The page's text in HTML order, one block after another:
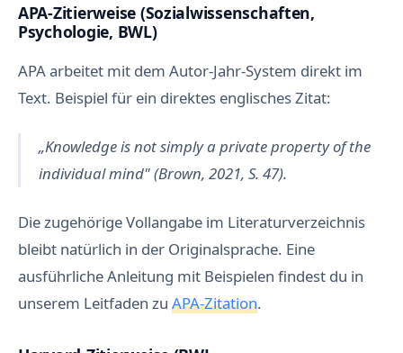
APA-Zitierweise (Sozialwissenschaften,
Psychologie, BWL)
APA arbeitet mit dem Autor-Jahr-System direkt im
Text. Beispiel für ein direktes englisches Zitat:
„Knowledge is not simply a private property of the
individual mind" (Brown, 2021, S. 47).
Die zugehörige Vollangabe im Literaturverzeichnis
bleibt natürlich in der Originalsprache. Eine
ausführliche Anleitung mit Beispielen findest du in
unserem Leitfaden zu APA-Zitation.